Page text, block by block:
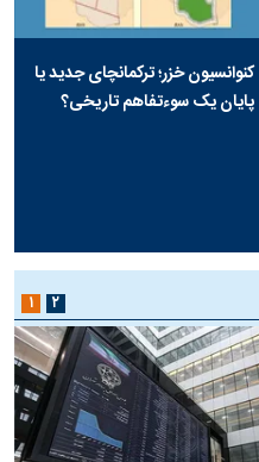
کنوانسیون خزر؛ ترکمانچای جدید یا
پایان یک سوءتفاهم تاریخی؟
۱ ۲